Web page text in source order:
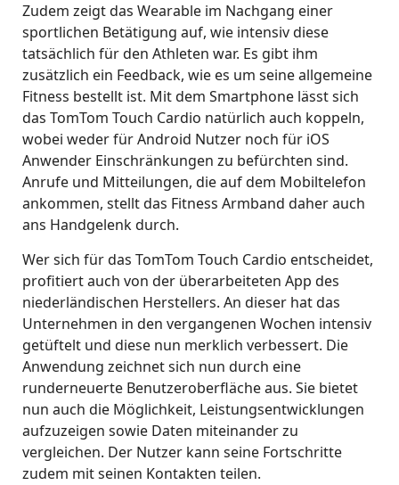
Zudem zeigt das Wearable im Nachgang einer
sportlichen Betätigung auf, wie intensiv diese
tatsächlich für den Athleten war. Es gibt ihm
zusätzlich ein Feedback, wie es um seine allgemeine
Fitness bestellt ist. Mit dem Smartphone lässt sich
das TomTom Touch Cardio natürlich auch koppeln,
wobei weder für Android Nutzer noch für iOS
Anwender Einschränkungen zu befürchten sind.
Anrufe und Mitteilungen, die auf dem Mobiltelefon
ankommen, stellt das Fitness Armband daher auch
ans Handgelenk durch.
Wer sich für das TomTom Touch Cardio entscheidet,
profitiert auch von der überarbeiteten App des
niederländischen Herstellers. An dieser hat das
Unternehmen in den vergangenen Wochen intensiv
getüftelt und diese nun merklich verbessert. Die
Anwendung zeichnet sich nun durch eine
runderneuerte Benutzeroberfläche aus. Sie bietet
nun auch die Möglichkeit, Leistungsentwicklungen
aufzuzeigen sowie Daten miteinander zu
vergleichen. Der Nutzer kann seine Fortschritte
zudem mit seinen Kontakten teilen.